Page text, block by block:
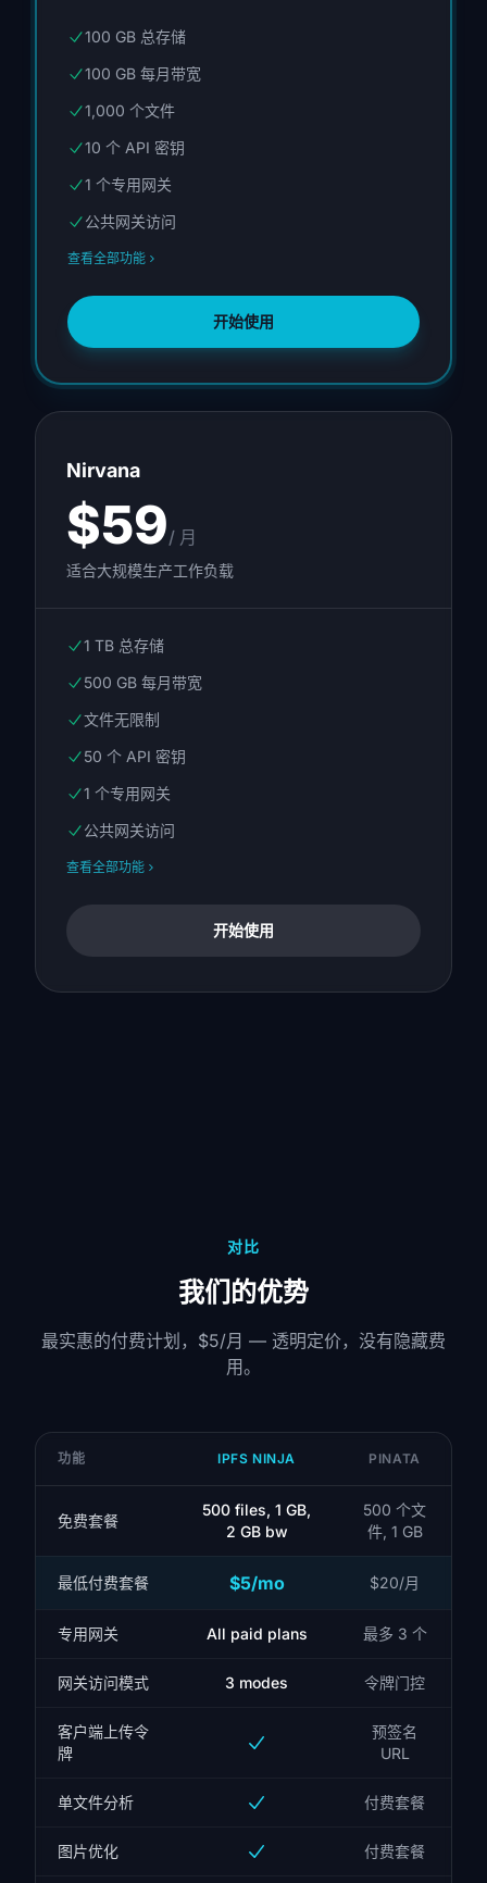
100 GB 总存储
100 GB 每月带宽
1,000 个文件
10 个 API 密钥
1 个专用网关
公共网关访问
查看全部功能
开始使用
Nirvana
$59/ 月
适合大规模生产工作负载
1 TB 总存储
500 GB 每月带宽
文件无限制
50 个 API 密钥
1 个专用网关
公共网关访问
查看全部功能
开始使用
对比
我们的优势
最实惠的付费计划，$5/月 — 透明定价，没有隐藏费
用。
功能 IPFS NINJA PINATA
免费套餐
500 files, 1 GB,
2 GB bw
500 个文
件, 1 GB
最低付费套餐 $5/mo $20/月
专用网关 All paid plans 最多 3 个
网关访问模式 3 modes 令牌门控
客户端上传令
牌
预签名
URL
单文件分析 付费套餐
图片优化 付费套餐